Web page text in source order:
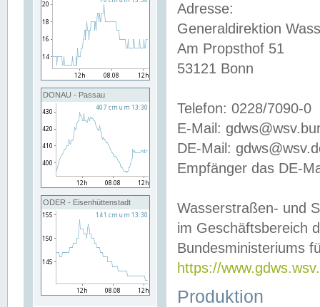
DONAU - Passau
ODER - Eisenhüttenstadt
Adresse:
Generaldirektion
Am Propsthof 51
53121 Bonn
Telefon: 0228/7090-0
E-Mail:
DE-Mail:
Empfänger das DE-
Wasserstraßen- und
im Geschäftsbereich
Bundesministeriums
https://
Produktion